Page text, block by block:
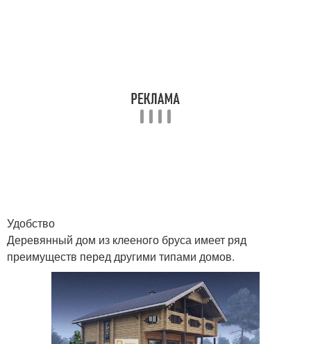
Удобство
Деревянный дом из клееного бруса имеет ряд
преимуществ перед другими типами домов.